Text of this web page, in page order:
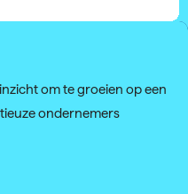
om te groeien op een
ondernemers